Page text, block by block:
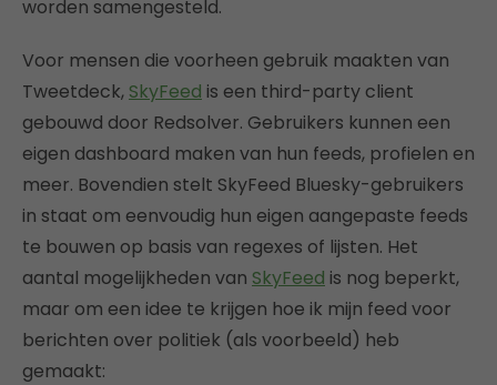
worden samengesteld.
Voor mensen die voorheen gebruik maakten van
Tweetdeck, SkyFeed is een third-party client
gebouwd door Redsolver. Gebruikers kunnen een
eigen dashboard maken van hun feeds, profielen en
meer. Bovendien stelt SkyFeed Bluesky-gebruikers
in staat om eenvoudig hun eigen aangepaste feeds
te bouwen op basis van regexes of lijsten. Het
aantal mogelijkheden van SkyFeed is nog beperkt,
maar om een idee te krijgen hoe ik mijn feed voor
berichten over politiek (als voorbeeld) heb
gemaakt: